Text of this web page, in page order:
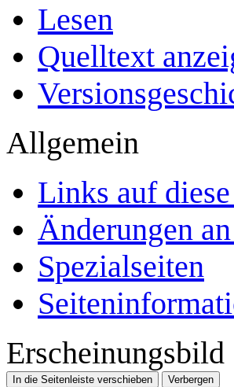
Lesen
Quelltext
Allgemein
Links auf
Änderungen
Spezialseiten
Erscheinungsbild
In die Seitenleiste verschieben Verbergen